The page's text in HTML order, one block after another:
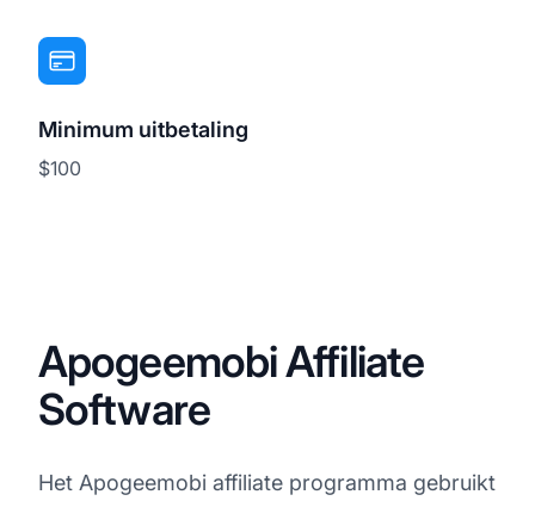
Minimum uitbetaling
$100
Apogeemobi Affiliate
Software
Het Apogeemobi affiliate programma gebruikt